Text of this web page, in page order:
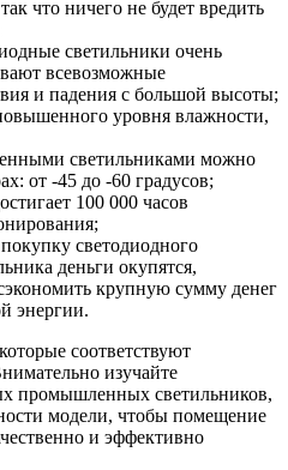
что ничего не будет вредить
светильники очень
всевозможные
и падения с большой высоты;
уровня влажности,
светильниками можно
от -45 до -60 градусов;
100 000 часов
светодиодного
деньги окупятся,
крупную сумму денег
энергии.
соответствуют
изучайте
промышленных светильников,
модели, чтобы помещение
и эффективно